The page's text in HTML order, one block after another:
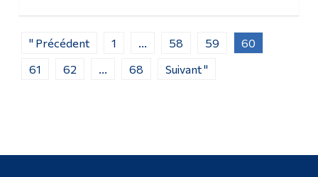
" Précédent 1 58 59
60
61
62 68 Suivant "